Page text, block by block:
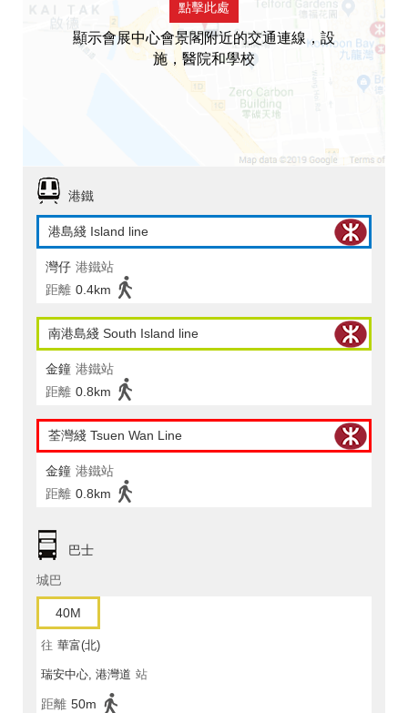
點擊此處
顯示會展中心會景閣附近的交通連線，設
施，醫院和學校
港鐵
港島綫 Island line
灣仔 港鐵站
距離 0.4km
南港島綫 South Island line
金鐘 港鐵站
距離 0.8km
荃灣綫 Tsuen Wan Line
金鐘 港鐵站
距離 0.8km
巴士
城巴
40M
往 華富(北)
瑞安中心, 港灣道 站
距離 50m